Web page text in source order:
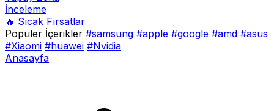
İnceleme
🔥 Sıcak Fırsatlar
Popüler İçerikler #samsung #apple #google #amd #asus
#Xiaomi #huawei #Nvidia
Anasayfa